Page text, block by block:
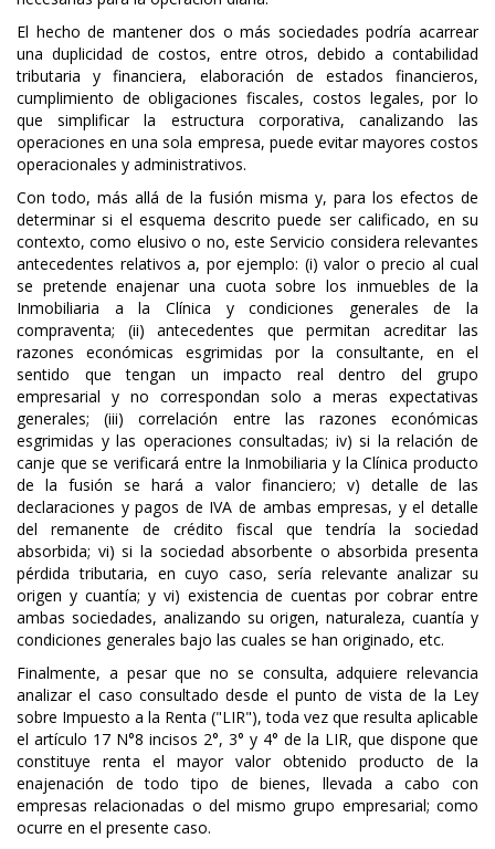
El hecho de mantener dos o más sociedades podría acarrear
una duplicidad de costos, entre otros, debido a contabilidad
tributaria y financiera, elaboración de estados financieros,
cumplimiento de obligaciones fiscales, costos legales, por lo
que simplificar la estructura corporativa, canalizando las
operaciones en una sola empresa, puede evitar mayores costos
operacionales y administrativos.
Con todo, más allá de la fusión misma y, para los efectos de
determinar si el esquema descrito puede ser calificado, en su
contexto, como elusivo o no, este Servicio considera relevantes
antecedentes relativos a, por ejemplo: (i) valor o precio al cual
se pretende enajenar una cuota sobre los inmuebles de la
Inmobiliaria a la Clínica y condiciones generales de la
compraventa; (ii) antecedentes que permitan acreditar las
razones económicas esgrimidas por la consultante, en el
sentido que tengan un impacto real dentro del grupo
empresarial y no correspondan solo a meras expectativas
generales; (iii) correlación entre las razones económicas
esgrimidas y las operaciones consultadas; iv) si la relación de
canje que se verificará entre la Inmobiliaria y la Clínica producto
de la fusión se hará a valor financiero; v) detalle de las
declaraciones y pagos de IVA de ambas empresas, y el detalle
del remanente de crédito fiscal que tendría la sociedad
absorbida; vi) si la sociedad absorbente o absorbida presenta
pérdida tributaria, en cuyo caso, sería relevante analizar su
origen y cuantía; y vi) existencia de cuentas por cobrar entre
ambas sociedades, analizando su origen, naturaleza, cuantía y
condiciones generales bajo las cuales se han originado, etc.
Finalmente, a pesar que no se consulta, adquiere relevancia
analizar el caso consultado desde el punto de vista de la Ley
sobre Impuesto a la Renta ("LIR"), toda vez que resulta aplicable
el artículo 17 N°8 incisos 2°, 3° y 4° de la LIR, que dispone que
constituye renta el mayor valor obtenido producto de la
enajenación de todo tipo de bienes, llevada a cabo con
empresas relacionadas o del mismo grupo empresarial; como
ocurre en el presente caso.